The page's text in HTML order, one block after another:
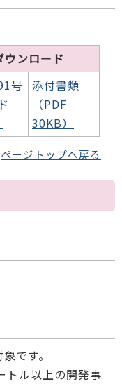
ウンロード
号 添付書類
（PDF
30KB）
ページトップへ戻る
です。
トル以上の開発事